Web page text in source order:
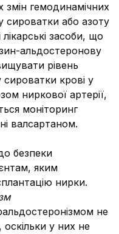
змін гемодинамічних
сироватки або азоту
засоби, що
альдостеронову
рівень
сироватки крові у
ниркової артерії,
моніторинг
валсартаном.
безпеки
яким
нирки.
не
оскільки у них не